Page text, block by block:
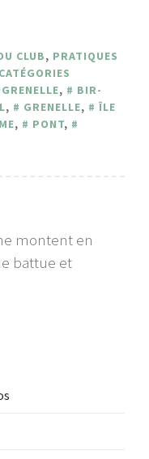
CLUB, PRATIQUES
,
BIR-
, GRENELLE,
ÎLE
, PONT,
montent en
battue et